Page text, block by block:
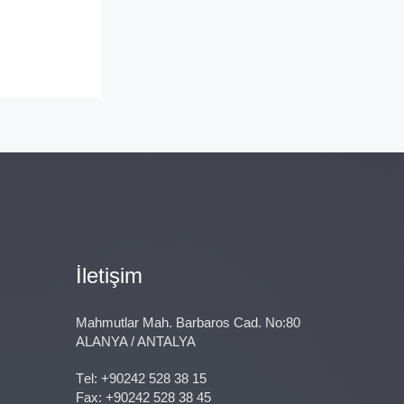
İletişim
Mahmutlar Mah. Barbaros Cad. No:80
ALANYA / ANTALYA
Тel: +90242 528 38 15
Fax: +90242 528 38 45